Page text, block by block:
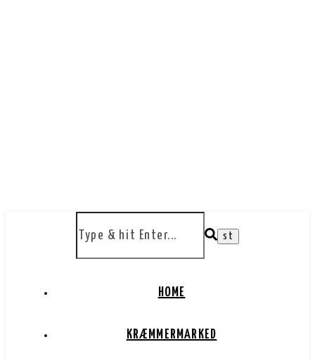
HOME
KRÆMMERMARKED